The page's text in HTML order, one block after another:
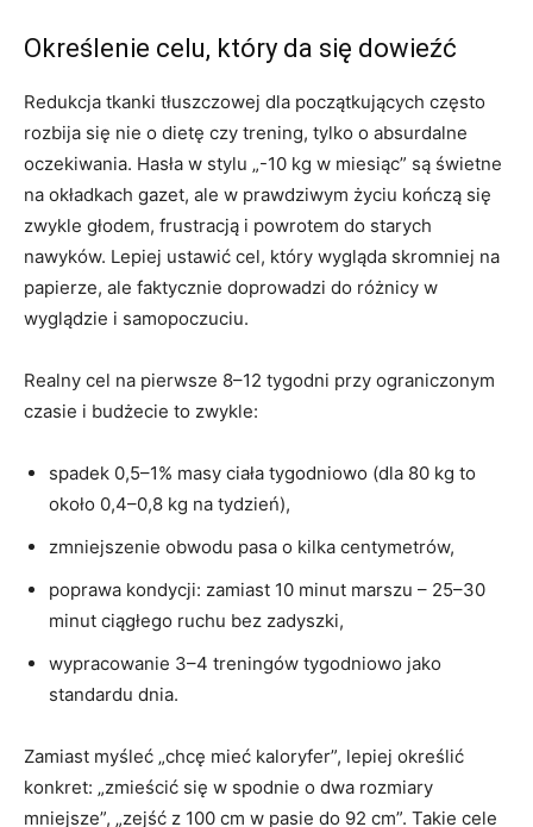
Określenie celu, który da się dowieźć
Redukcja tkanki tłuszczowej dla początkujących często
rozbija się nie o dietę czy trening, tylko o absurdalne
oczekiwania. Hasła w stylu „-10 kg w miesiąc” są świetne
na okładkach gazet, ale w prawdziwym życiu kończą się
zwykle głodem, frustracją i powrotem do starych
nawyków. Lepiej ustawić cel, który wygląda skromniej na
papierze, ale faktycznie doprowadzi do różnicy w
wyglądzie i samopoczuciu.
Realny cel na pierwsze 8–12 tygodni przy ograniczonym
czasie i budżecie to zwykle:
spadek 0,5–1% masy ciała tygodniowo (dla 80 kg to
około 0,4–0,8 kg na tydzień),
zmniejszenie obwodu pasa o kilka centymetrów,
poprawa kondycji: zamiast 10 minut marszu – 25–30
minut ciągłego ruchu bez zadyszki,
wypracowanie 3–4 treningów tygodniowo jako
standardu dnia.
Zamiast myśleć „chcę mieć kaloryfer”, lepiej określić
konkret: „zmieścić się w spodnie o dwa rozmiary
mniejsze”, „zejść z 100 cm w pasie do 92 cm”. Takie cele